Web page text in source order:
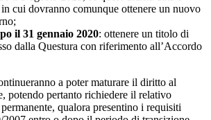
cui dovranno comunque ottenere un nuovo
il 31 gennaio 2020: ottenere un titolo di
dalla Questura con riferimento all’Accordo
a poter maturare il diritto al
potendo pertanto richiedere il relativo
qualora presentino i requisiti